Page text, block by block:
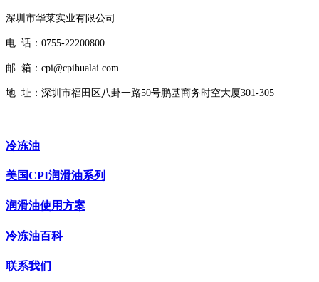
深圳市华莱实业有限公司
电 话：0755-22200800
邮 箱：cpi@cpihualai.com
地 址： 深圳市福田区八卦一路50号鹏基商务时空大厦301-305
冷冻油
美国CPI润滑油系列
润滑油使用方案
冷冻油百科
联系我们